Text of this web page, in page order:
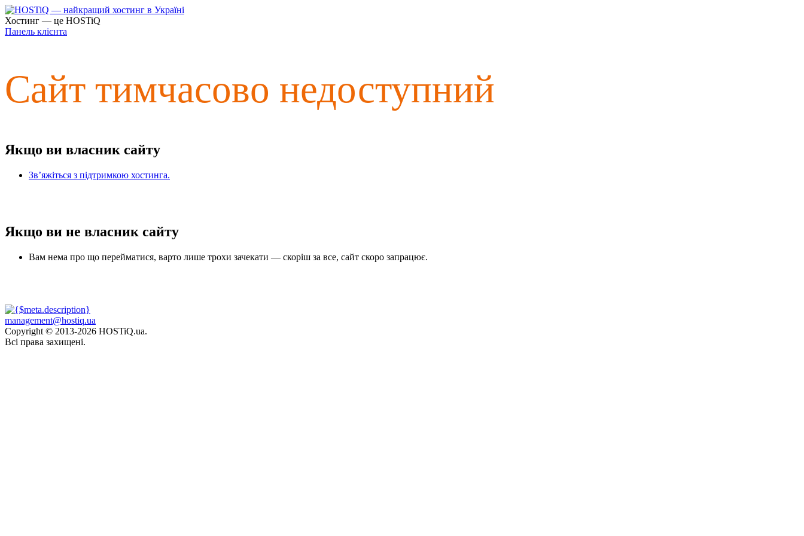
Хостинг — це HOSTiQ
Панель клієнта
Сайт тимчасово недоступний
Якщо ви власник сайту
Зв’яжіться з підтримкою хостинга.
Якщо ви не власник сайту
Вам нема про що перейматися, варто лише трохи зачекати — скоріш за все, сайт скоро запрацює.
management@hostiq.ua
Copyright © 2013-2026 HOSTiQ.ua.
Всі права захищені.